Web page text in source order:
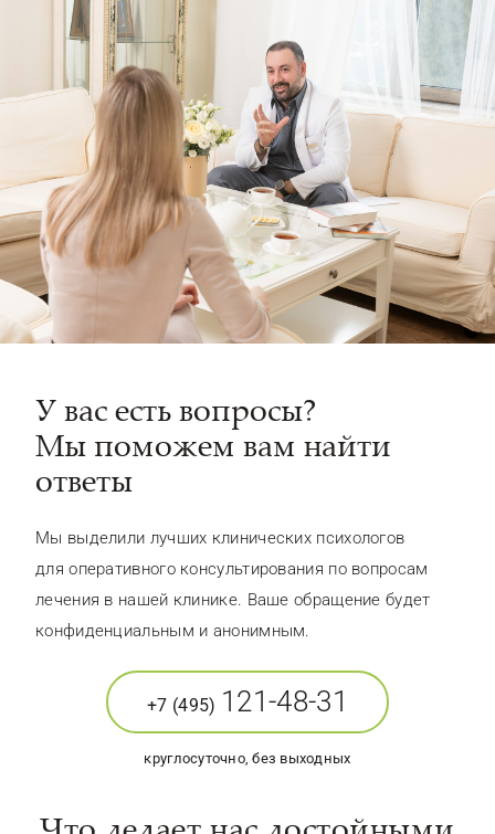
У вас есть вопросы?
Мы поможем вам найти
ответы
Мы выделили лучших клинических психологов
для оперативного консультирования по вопросам
лечения в нашей клинике. Ваше обращение будет
конфиденциальным и анонимным.
+7 (495) 121-48-31
круглосуточно, без выходных